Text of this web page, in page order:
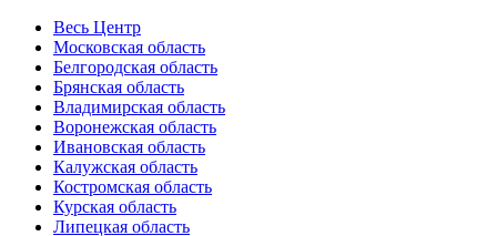
Весь Центр
Московская область
Белгородская область
Брянская область
Владимирская область
Воронежская область
Ивановская область
Калужская область
Костромская область
Курская область
Липецкая область